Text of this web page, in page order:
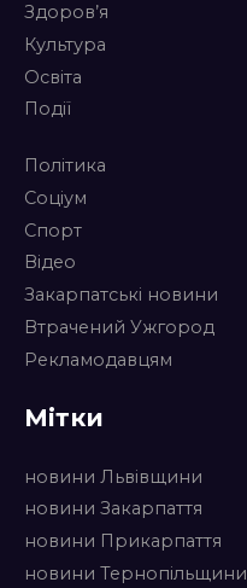
Здоров’я
Культура
Освіта
Події
Політика
Соціум
Спорт
Відео
Закарпатські новини
Втрачений Ужгород
Рекламодавцям
Мітки
новини Львівщини
новини Закарпаття
новини Прикарпаття
новини Тернопільщини